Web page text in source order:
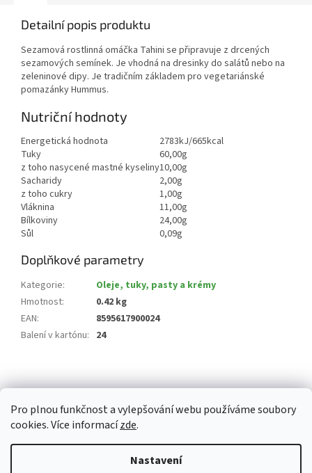
Pro plnou funkčnost a vylepšování webu používáme soubory
cookies. Více informacízde.
Nastavení
Detailní popis produktu
Sezamová rostlinná omáčka Tahini se připravuje z drcených
sezamových semínek. Je vhodná na dresinky do salátů nebo na
zeleninové dipy. Je tradičním základem pro vegetariánské
pomazánky Hummus.
Nutriční hodnoty
Energetická hodnota
2783kJ/665kcal
Tuky
60,00g
z toho nasycené mastné kyseliny10,00g
Sacharidy
2,00g
z toho cukry
1,00g
Vláknina
11,00g
Bílkoviny
24,00g
Sůl
0,09g
Doplňkové parametry
Kategorie:
Oleje, tuky, pasty a krémy
Hmotnost:
0.42 kg
EAN:
8595617900024
Balení v kartónu: 24
á